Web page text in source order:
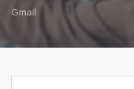
Gmail